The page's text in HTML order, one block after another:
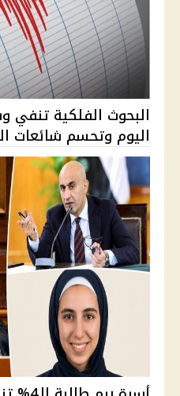
البحوث الفلكية تنفي
اليوم وتحسم شائعات